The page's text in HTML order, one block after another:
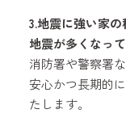
3.地震に強い家の
地震が多くなっ
消防署や警察署
安心かつ長期的
たします。